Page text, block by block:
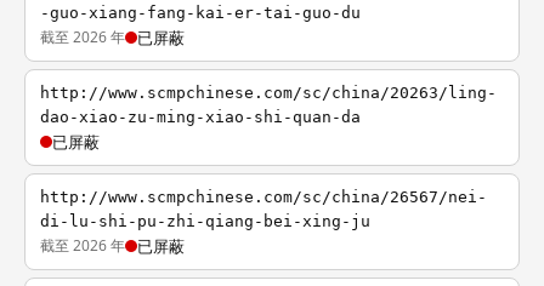
-guo-xiang-fang-kai-er-tai-guo-du
截至 2026 年 已屏蔽
http://www.scmpchinese.com/sc/china/20263/ling-
dao-xiao-zu-ming-xiao-shi-quan-da
已屏蔽
http://www.scmpchinese.com/sc/china/26567/nei-
di-lu-shi-pu-zhi-qiang-bei-xing-ju
截至 2026 年 已屏蔽